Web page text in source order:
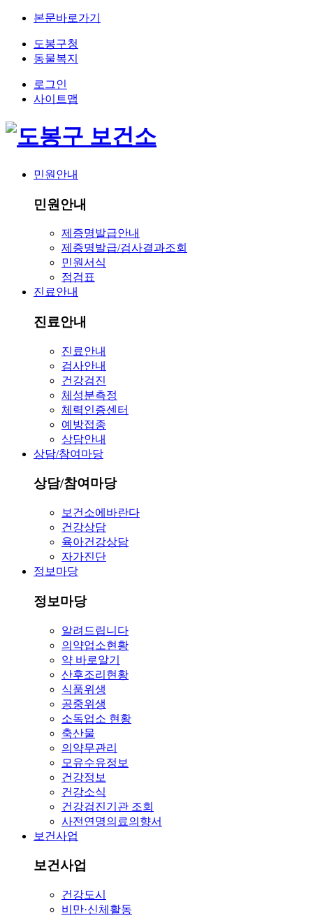
본문바로가기
도봉구청
동물복지
로그인
사이트맵
민원안내
민원안내
제증명발급안내
제증명발급/검사결과조회
민원서식
점검표
진료안내
진료안내
진료안내
검사안내
건강검진
체성분측정
체력인증센터
예방접종
상담안내
상담/참여마당
상담/참여마당
보건소에바란다
건강상담
육아건강상담
자가진단
정보마당
정보마당
알려드립니다
의약업소현황
약 바로알기
산후조리현황
식품위생
공중위생
소독업소 현황
축산물
의약무관리
모유수유정보
건강정보
건강소식
건강검진기관 조회
사전연명의료의향서
보건사업
보건사업
건강도시
비만·신체활동